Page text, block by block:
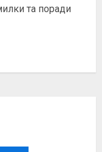
та поради